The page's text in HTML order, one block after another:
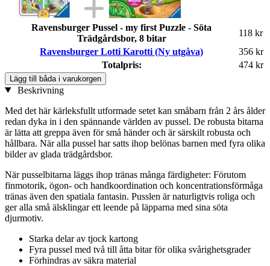
Ravensburger Pussel - my first Puzzle - Söta
Trädgårdsbor, 8 bitar
118 kr
Ravensburger Lotti Karotti (Ny utgåva)
356 kr
Totalpris:
474 kr
Lägg till båda i varukorgen
Beskrivning
Med det här kärleksfullt utformade setet kan småbarn från 2 års ålder
redan dyka in i den spännande världen av pussel. De robusta bitarna
är lätta att greppa även för små händer och är särskilt robusta och
hållbara. När alla pussel har satts ihop belönas barnen med fyra olika
bilder av glada trädgårdsbor.
När pusselbitarna läggs ihop tränas många färdigheter: Förutom
finmotorik, ögon- och handkoordination och koncentrationsförmåga
tränas även den spatiala fantasin. Pusslen är naturligtvis roliga och
ger alla små älsklingar ett leende på läpparna med sina söta
djurmotiv.
Starka delar av tjock kartong
Fyra pussel med två till åtta bitar för olika svårighetsgrader
Förhindras av säkra material